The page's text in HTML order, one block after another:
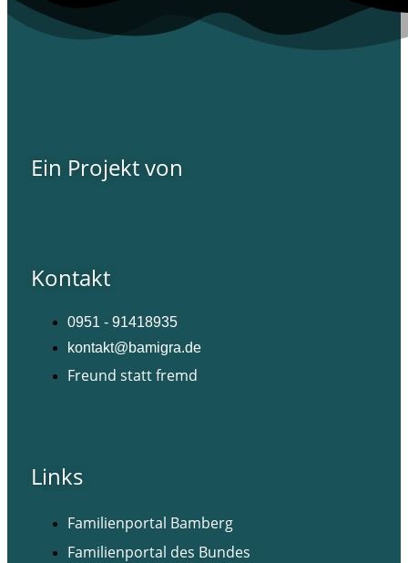
Ein Projekt von
Kontakt
0951 - 91418935
kontakt@bamigra.de
Freund statt fremd
Links
Familienportal Bamberg
Familienportal des Bundes